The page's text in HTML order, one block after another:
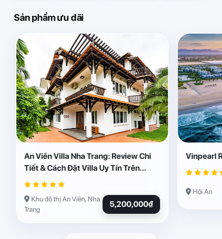
Sản phẩm ưu đãi
An Viên Villa Nha Trang: Review Chi
Tiết & Cách Đặt Villa Uy Tín Trên
Abogo
Khu đô thị An Viên, Nha
Trang
5,200,000₫
Vinpearl
Hội An